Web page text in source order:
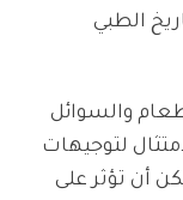
الطبي
والسوائل
لتوجيهات
أن تؤثر على